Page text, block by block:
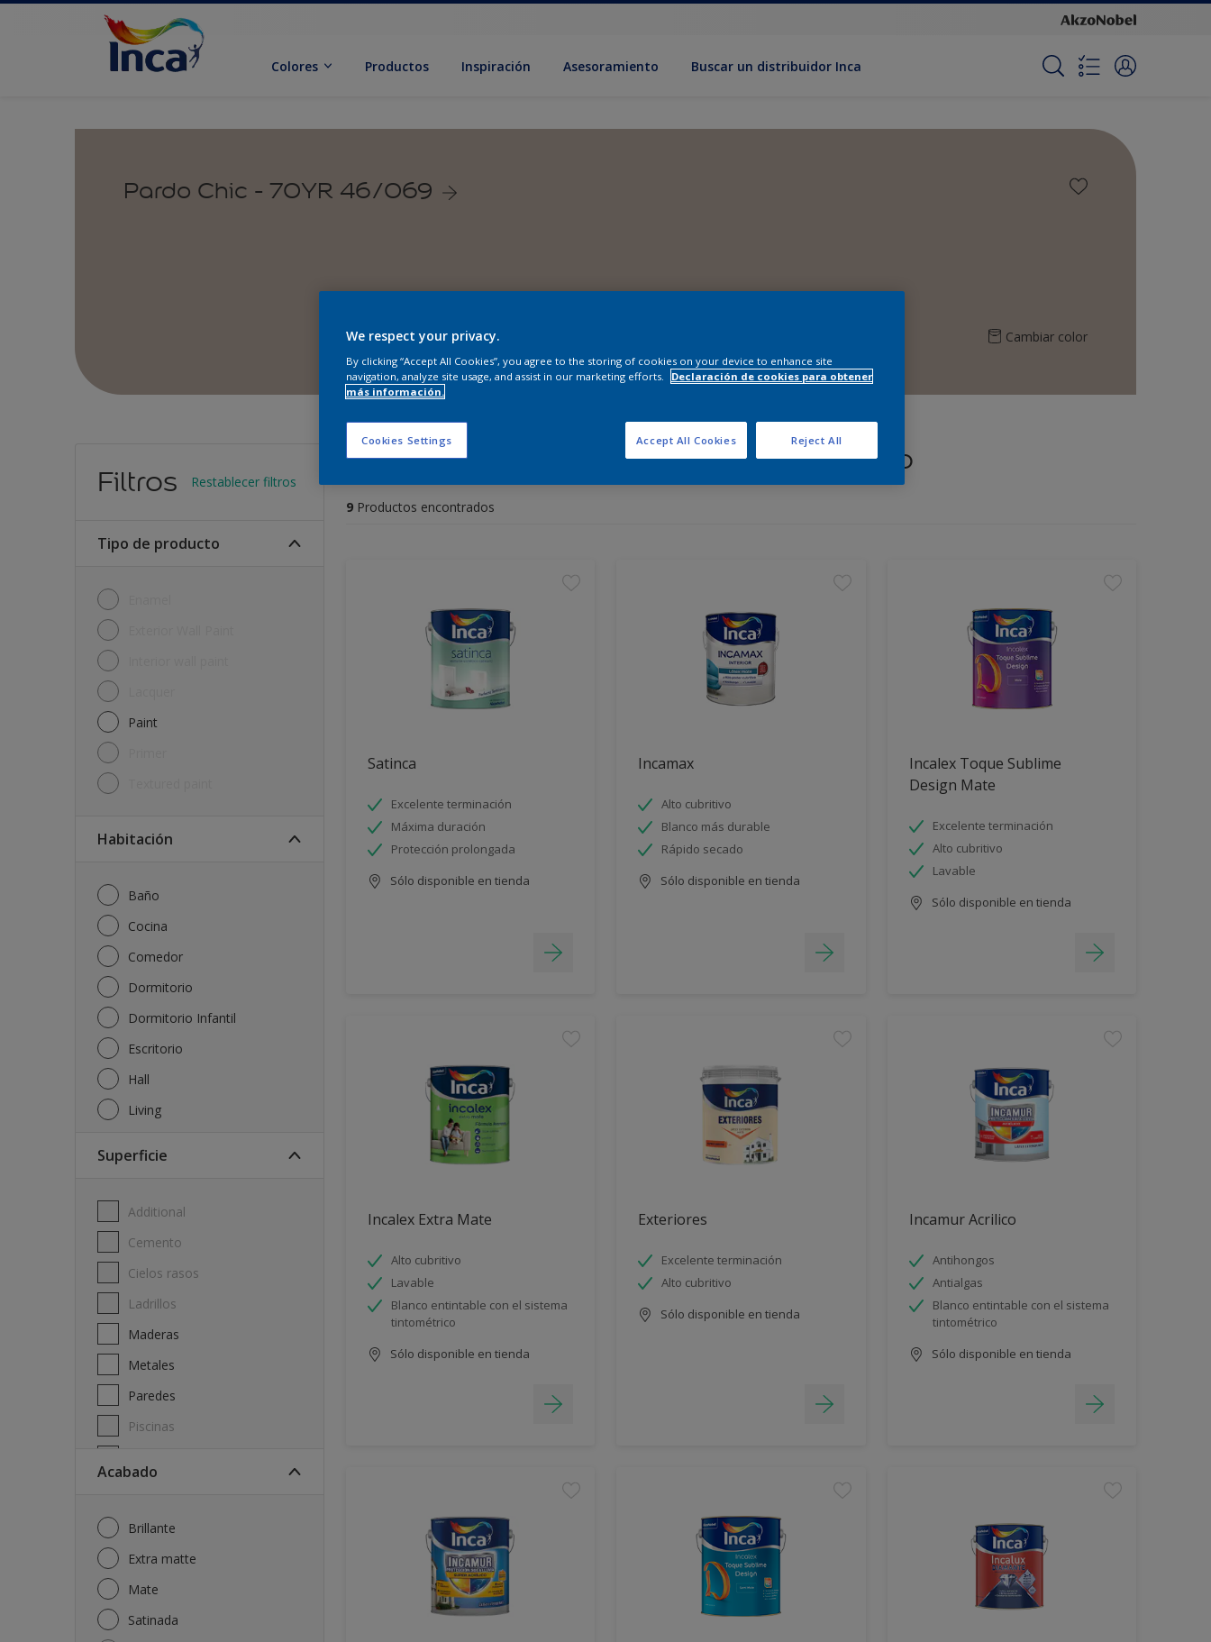
Colores Productos Inspiración Asesoramiento Buscar un distribuidor Inca
Pardo Chic - 70YR 46/069
Cambiar color
Filtros Restablecer filtros
Tipo de producto
Paint
Habitación
Baño
Cocina
Comedor
Dormitorio
Dormitorio Infantil
Escritorio
Hall
Living
Superficie
Additional
Cemento
Cielos rasos
Ladrillos
Maderas
Metales
Paredes
Piscinas
Acabado
Brillante
Extra matte
Mate
Satinada
Encuentra los productos para tu proyecto
9 Productos encontrados
Satinca
Excelente terminación
Máxima duración
Protección prolongada
Sólo disponible en tienda
Incamax
Alto cubritivo
Blanco más durable
Rápido secado
Sólo disponible en tienda
Incalex Toque Sublime
Design Mate
Excelente terminación
Alto cubritivo
Lavable
Sólo disponible en tienda
Incalex Extra Mate
Alto cubritivo
Lavable
Blanco entintable con el sistema
tintométrico
Sólo disponible en tienda
Exteriores
Excelente terminación
Alto cubritivo
Sólo disponible en tienda
Incamur Acrilico
Antihongos
Antialgas
Blanco entintable con el sistema
tintométrico
Sólo disponible en tienda
We respect your privacy.
By clicking “Accept All Cookies”, you agree to the storing of cookies on your device to enhance site
navigation, analyze site usage, and assist in our marketing efforts.
Declaración de cookies para obtener
más información.
Cookies Settings Reject All
Accept All Cookies